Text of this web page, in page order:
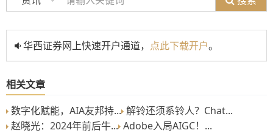
华西证券网上快速开户通道， 点此下载开户。
相关文章
数字化赋能，AIA友邦持... 解铃还须系铃人？Chat...
赵晓光：2024年前后牛... Adobe入局AIGC！...